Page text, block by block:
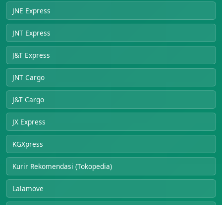
JNE Express
JNT Express
J&T Express
JNT Cargo
J&T Cargo
JX Express
KGXpress
Kurir Rekomendasi (Tokopedia)
Lalamove